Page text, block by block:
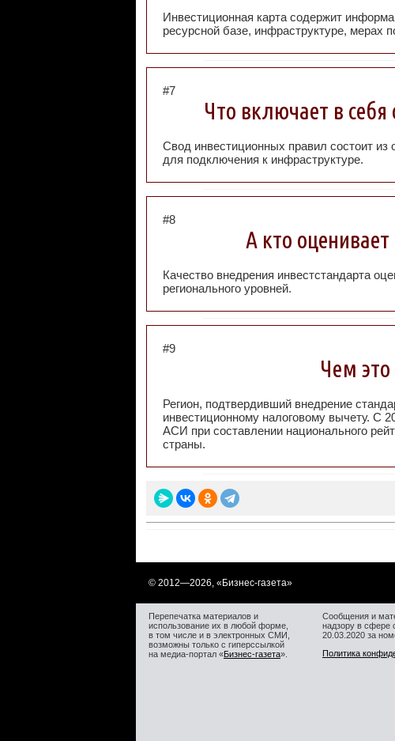
Инвестиционная карта содержит
ресурсной базе, инфраструктуре, мерах
#7
Что включает в
Свод инвестиционных правил состоит из
для подключения к инфраструктуре.
#8
А кто
Качество внедрения инвестстандарта
регионального уровней.
#9
Чем это
Регион, подтвердивший внедрение
инвестиционному налоговому вычету. С
АСИ при составлении национального
страны.
© 2012—2026, «Бизнес-газета»
Перепечатка материалов и
использование их в любой форме,
в том числе и в электронных СМИ,
возможны только с гиперссылкой
на медиа-портал «Бизнес-газета».
Сообщения и
надзору в сфере
20.03.2020 за
Политика